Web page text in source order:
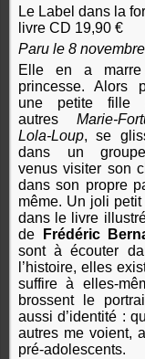
Le Label dans la
livre CD 19,90 €
Paru le 8
Elle en a marre
princesse. Alors
une petite fille
autresMarie-
Lola-Loup, se
dans un
venus visiter son
dans son propre
même. Un joli
dans le livre
de
Frédéric
sont à écouter
l’histoire, elles
suffire à elles-
brossent le
aussi d’identité :
autres me voient,
pré-adolescents.